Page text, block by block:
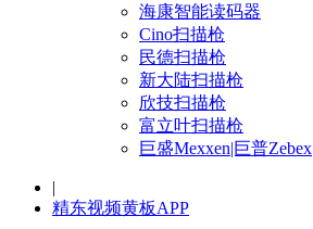
海康智能读码器
Cino扫描枪
民德扫描枪
新大陆扫描枪
欣技扫描枪
富立叶扫描枪
巨盛Mexxen|巨普Zebex
|
精东视频黄板APP